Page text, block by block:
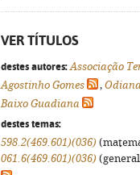
VER TÍTULOS
destes autores: Associação
Agostinho Gomes
,
Baixo Guadiana
destes temas:
598.2(469.601)(036)
061.6(469.601)(036)